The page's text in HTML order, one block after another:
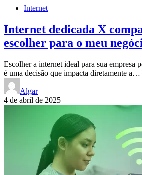
Internet
Internet dedicada X
escolher para o meu
Escolher a internet ideal para sua empresa
é uma decisão que impacta diretamente a…
Algar
4 de abril de 2025